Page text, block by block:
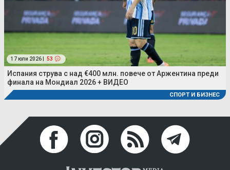
17 юли 2026 | 53
Испания струва с над €400 млн. повече от Аржентина преди
финала на Мондиал 2026 + ВИДЕО
СПОРТ И БИЗНЕС